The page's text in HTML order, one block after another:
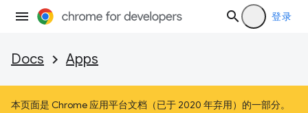
登录
Docs Apps
本页面是 Chrome 应用平台文档（已于 2020 年弃用）的一部分。